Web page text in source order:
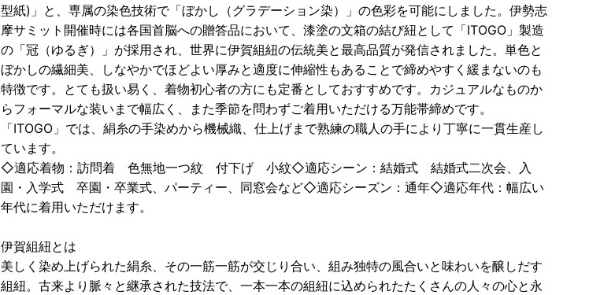
型紙)」と、専属の染色技術で「ぼかし（グラデーション染）」の色彩を可能にしました。伊勢志
摩サミット開催時には各国首脳への贈答品において、漆塗の文箱の結び紐として「ITOGO」製造
の「冠（ゆるぎ）」が採用され、世界に伊賀組紐の伝統美と最高品質が発信されました。単色と
ぼかしの繊細美、しなやかでほどよい厚みと適度に伸縮性もあることで締めやすく緩まないのも
特徴です。とても扱い易く、着物初心者の方にも定番としておすすめです。カジュアルなものか
らフォーマルな装いまで幅広く、また季節を問わずご着用いただける万能帯締めです。
「ITOGO」では、絹糸の手染めから機械織、仕上げまで熟練の職人の手により丁寧に一貫生産し
ています。
◇適応着物：訪問着 色無地一つ紋 付下げ 小紋◇適応シーン：結婚式 結婚式二次会、入
園・入学式 卒園・卒業式、パーティー、同窓会など◇適応シーズン：通年◇適応年代：幅広い
年代に着用いただけます。
伊賀組紐とは
美しく染め上げられた絹糸、その一筋一筋が交じり合い、組み独特の風合いと味わいを醸しだす
組紐。古来より脈々と継承された技法で、一本一本の組紐に込められたたくさんの人々の心と永